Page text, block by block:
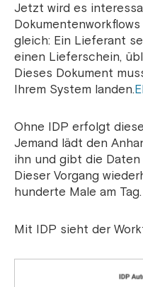
Jetzt wird es
gleich: Ein Lieferant
einen Lieferschein,
Dieses Dokument
Ihrem System landen.
Ohne IDP erfolgt
Jemand lädt den
ihn und gibt die Daten
Dieser Vorgang
hunderte Male am Tag.
Mit IDP sieht der